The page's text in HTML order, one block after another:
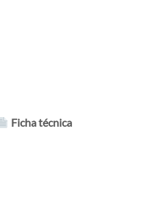
Ficha técnica